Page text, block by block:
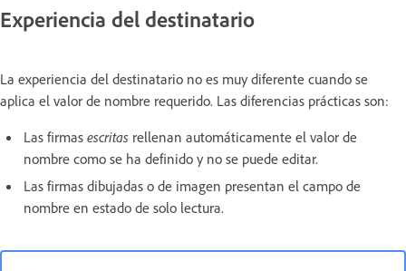
Experiencia del destinatario
La experiencia del destinatario no es muy diferente cuando se
aplica el valor de nombre requerido. Las diferencias prácticas son:
Las firmas escritas rellenan automáticamente el valor de
nombre como se ha definido y no se puede editar.
Las firmas dibujadas o de imagen presentan el campo de
nombre en estado de solo lectura.